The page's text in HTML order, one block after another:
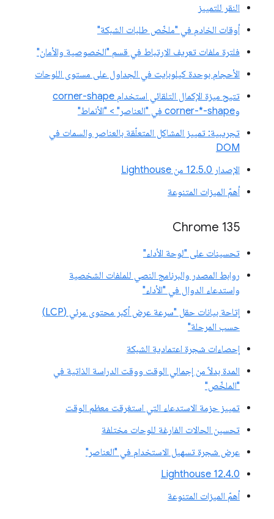
النقر للتمييز
أوقات الخادم في "ملخّص طلبات الشبكة"
فلترة ملفات تعريف الارتباط في قسم "الخصوصية والأمان"
الأحجام بوحدة كيلوبايت في الجداول على مستوى اللوحات
تتيح ميزة الإكمال التلقائي استخدام corner-shape
وcorner-*-shape في "العناصر" > "الأنماط"
تجريبية: تمييز المشاكل المتعلّقة بالعناصر والسمات في
DOM
الإصدار 12.5.0 من Lighthouse
أهمّ الميزات المتنوعة
Chrome 135
تحسينات على "لوحة الأداء"
روابط المصدر والبرنامج النصي للملفات الشخصية
واستدعاء الدوال في "الأداء"
إتاحة بيانات حقل "سرعة عرض أكبر محتوى مرئي (LCP)
حسب المرحلة"
إحصاءات شجرة اعتمادية الشبكة
المدة بدلاً من إجمالي الوقت ووقت الدراسة الذاتية في
"الملخّص"
تمييز حزمة الاستدعاء التي استغرقت معظم الوقت
تحسين الحالات الفارغة للوحات مختلفة
عرض شجرة تسهيل الاستخدام في "العناصر"
‫Lighthouse 12.4.0
أهمّ الميزات المتنوعة